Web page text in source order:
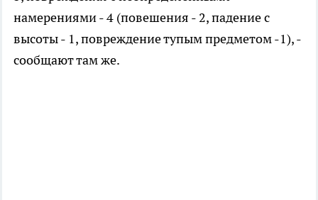
намерениями - 4 (повешения - 2, падение с
высоты - 1, повреждение тупым предметом -1), -
сообщают там же.